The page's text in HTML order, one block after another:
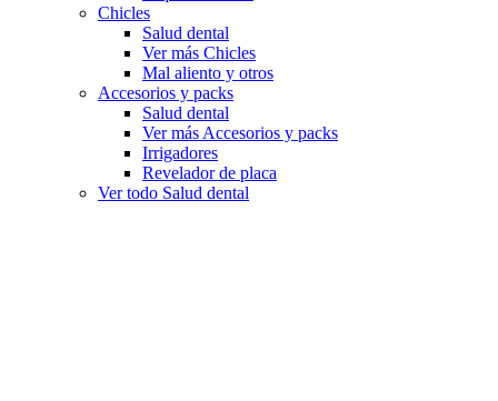
Chicles
Salud dental
Ver más Chicles
Mal aliento y otros
Accesorios y packs
Salud dental
Ver más Accesorios y packs
Irrigadores
Revelador de placa
Ver todo Salud dental